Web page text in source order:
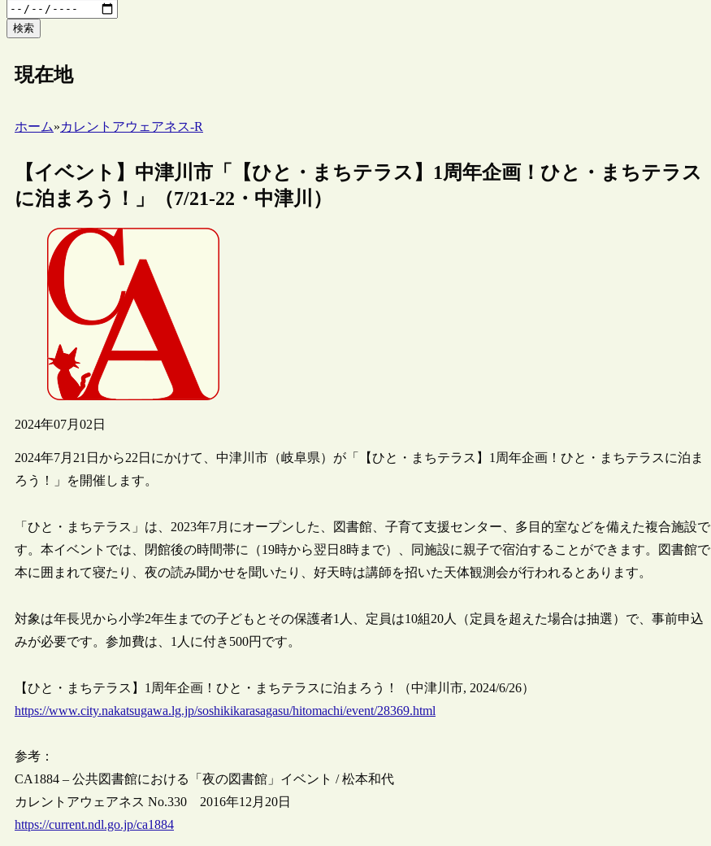
検索
現在地
ホーム»カレントアウェアネス-R
【イベント】中津川市「【ひと・まちテラス】1周年企画！ひと・まちテラス
に泊まろう！」（7/21-22・中津川）
2024年07月02日
2024年7月21日から22日にかけて、中津川市（岐阜県）が「【ひと・まちテラス】1周年企画！ひと・まちテラスに泊ま
ろう！」を開催します。
「ひと・まちテラス」は、2023年7月にオープンした、図書館、子育て支援センター、多目的室などを備えた複合施設で
す。本イベントでは、閉館後の時間帯に（19時から翌日8時まで）、同施設に親子で宿泊することができます。図書館で
本に囲まれて寝たり、夜の読み聞かせを聞いたり、好天時は講師を招いた天体観測会が行われるとあります。
対象は年長児から小学2年生までの子どもとその保護者1人、定員は10組20人（定員を超えた場合は抽選）で、事前申込
みが必要です。参加費は、1人に付き500円です。
【ひと・まちテラス】1周年企画！ひと・まちテラスに泊まろう！（中津川市, 2024/6/26）
https://www.city.nakatsugawa.lg.jp/soshikikarasagasu/hitomachi/event/28369.html
参考：
CA1884 – 公共図書館における「夜の図書館」イベント / 松本和代
カレントアウェアネス No.330 2016年12月20日
https://current.ndl.go.jp/ca1884